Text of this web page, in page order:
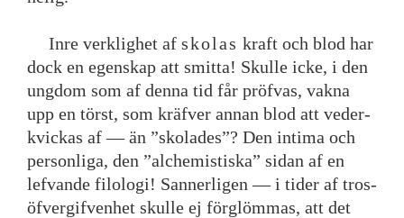
Inre verklighet af skolas kraft och blod har
dock en egenskap att smitta! Skulle icke, i den
ungdom som af denna tid får pröfvas, vakna
upp en törst, som kräfver annan blod att veder-
kvickas af — än ”skolades”? Den intima och
personliga, den ”alchemistiska” sidan af en
lefvande filologi! Sannerligen — i tider af tros-
öfvergifvenhet skulle ej förglömmas, att det